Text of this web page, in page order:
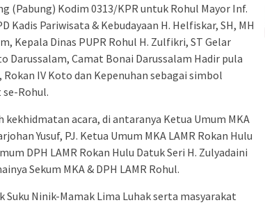
(Pabung) Kodim 0313/KPR untuk Rohul Mayor Inf.
Kadis Pariwisata & Kebudayaan H. Helfiskar, SH, MH
Kepala Dinas PUPR Rohul H. Zulfikri, ST Gelar
Darussalam, Camat Bonai Darussalam Hadir pula
IV Koto dan Kepenuhan sebagai simbol
Rohul.
acara, di antaranya Ketua Umum MKA
Yusuf, PJ. Ketua Umum MKA LAMR Rokan Hulu
DPH LAMR Rokan Hulu Datuk Seri H. Zulyadaini
Sekum MKA & DPH LAMR Rohul.
Suku Ninik-Mamak Lima Luhak serta masyarakat